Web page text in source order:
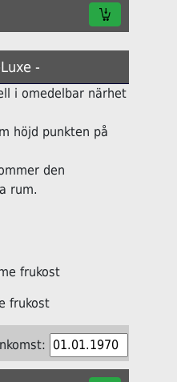
-
i omedelbar närhet
höjd punkten på
den
rum.
frukost
frukost